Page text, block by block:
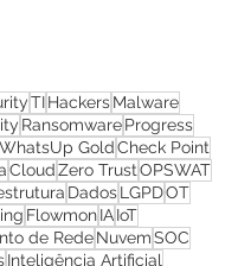
TIHackersMalware
RansomwareProgress
WhatsUp GoldCheck Point
CloudZero TrustOPSWAT
DadosLGPDOT